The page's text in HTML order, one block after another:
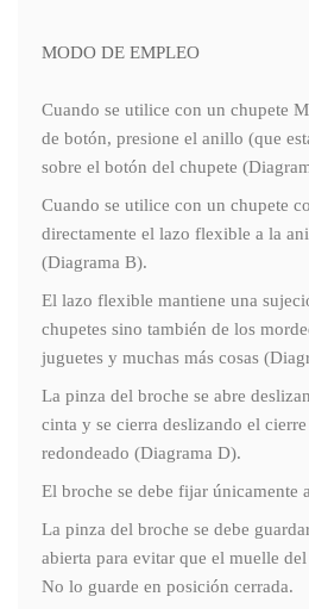
MODO DE EMPLEO
Cuando se utilice con un chupete
de botón, presione el anillo (que
sobre el botón del chupete
Cuando se utilice con un chupete
directamente el lazo flexible a la
(Diagrama B).
El lazo flexible mantiene una
chupetes sino también de los
juguetes y muchas más cosas
La pinza del broche se abre
cinta y se cierra deslizando el
redondeado (Diagrama D).
El broche se debe fijar únicamente
La pinza del broche se debe
abierta para evitar que el muelle
No lo guarde en posición cerrada.